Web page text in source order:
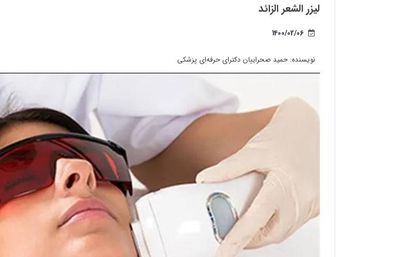
لیزر الشعر الزائد
1400/02/06
نویسنده: حمید صحراییان دکترای حرفه‌ای پزشکی